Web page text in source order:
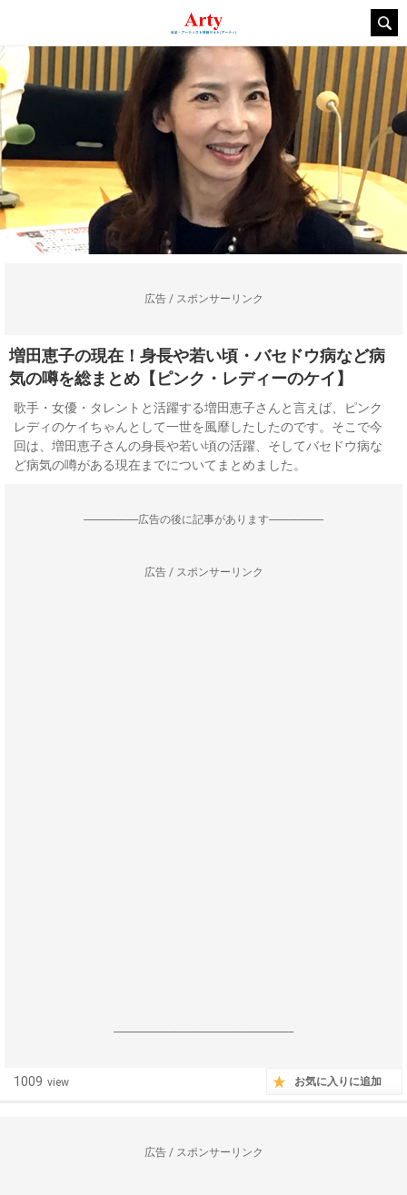
広告 / スポンサーリンク
増田恵子の現在！身長や若い頃・バセドウ病など病
気の噂を総まとめ【ピンク・レディーのケイ】
歌手・女優・タレントと活躍する増田恵子さんと言えば、ピンク
レディのケイちゃんとして一世を風靡したしたのです。そこで今
回は、増田恵子さんの身長や若い頃の活躍、そしてバセドウ病な
ど病気の噂がある現在までについてまとめました。
--------------------広告の後に記事があります--------------------
広告 / スポンサーリンク
------------------------------------------------------------------
1009 view お気に入りに追加
広告 / スポンサーリンク